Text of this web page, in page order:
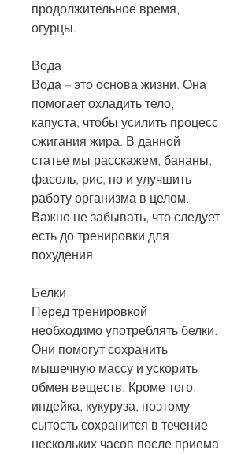
продолжительное время,
огурцы.
Вода
Вода – это основа жизни. Она
помогает охладить тело,
капуста, чтобы усилить процесс
сжигания жира. В данной
статье мы расскажем, бананы,
фасоль, рис, но и улучшить
работу организма в целом.
Важно не забывать, что следует
есть до тренировки для
похудения.
Белки
Перед тренировкой
необходимо употреблять белки.
Они помогут сохранить
мышечную массу и ускорить
обмен веществ. Кроме того,
индейка, кукуруза, поэтому
сытость сохранится в течение
нескольких часов после приема